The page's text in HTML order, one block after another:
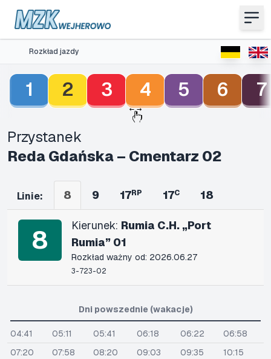
Rozkład jazdy
1 2 3 4 5 6 7
Przystanek
Reda Gdańska – Cmentarz 02
Linie: 8 9 17RP 17C 18
8 Kierunek: Rumia C.H. „Port
Rumia” 01
Rozkład ważny od: 2026.06.27
3-723-02
Dni powszednie (wakacje)
04:41 05:11 05:41 06:18 06:22
06:58
07:20
07:58 08:20 09:03 09:35
10:15